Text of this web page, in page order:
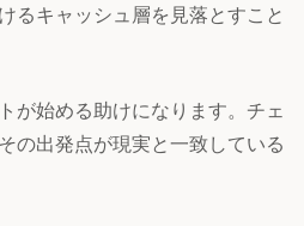
るキャッシュ層を見落とすこと
が始める助けになります。チェ
の出発点が現実と一致している